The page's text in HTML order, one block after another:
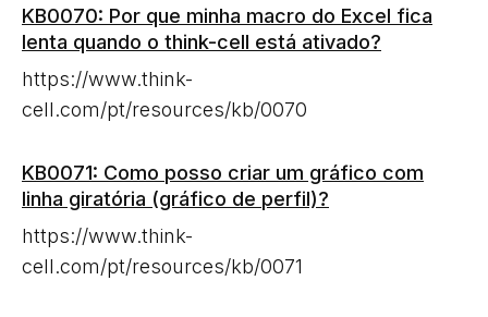
KB0070: Por que minha macro do Excel fica
lenta quando o think-cell está ativado?
https://www.think-
cell.com/pt/resources/kb/0070
KB0071: Como posso criar um gráfico com
linha giratória (gráfico de perfil)?
https://www.think-
cell.com/pt/resources/kb/0071